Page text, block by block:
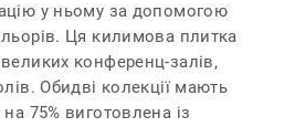
у ньому за допомогою
Ця килимова плитка
конференц-залів,
Обидві колекції мають
75% виготовлена із